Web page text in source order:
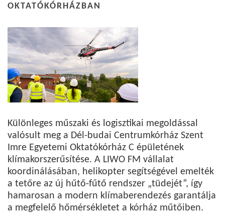
OKTATÓKÓRHÁZBAN
Különleges műszaki és logisztikai megoldással
valósult meg a Dél-budai Centrumkórház Szent
Imre Egyetemi Oktatókórház C épületének
klímakorszerűsítése. A LIWO FM vállalat
koordinálásában, helikopter segítségével emelték
a tetőre az új hűtő-fűtő rendszer „tüdejét”, így
hamarosan a modern klímaberendezés garantálja
a megfelelő hőmérsékletet a kórház műtőiben.